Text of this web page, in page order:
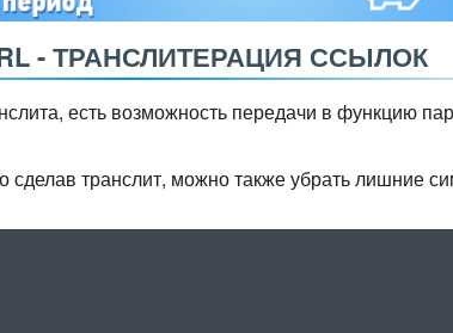
- ТРАНСЛИТЕРАЦИЯ ССЫЛОК
есть возможность передачи в функцию
транслит, можно также убрать лишние